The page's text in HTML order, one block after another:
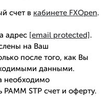
счет в кабинете FXOpen.
адрес [email protected].
на Ваш
после того, как Вы
данными.
необходимо
STP счет и оферту.